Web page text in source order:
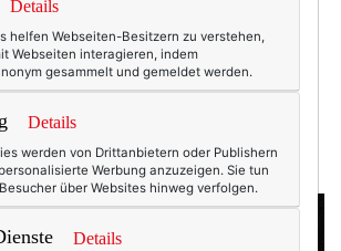
Achtsamkeits-Coaches,
... Gemessen an
Gebrauchs, scheint sie tatsächlich
Achtsamkeit ... aber ist sie das
Details
helfen Webseiten-Besitzern zu verstehen,
Webseiten interagieren, indem
gesammelt und gemeldet werden.
Details
werden von Drittanbietern oder Publishern
Werbung anzuzeigen. Sie tun
über Websites hinweg verfolgen.
Details